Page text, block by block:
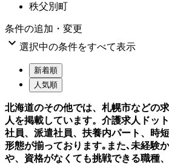
秩父別町
条件の追加・変更
 選択中の条件をすべて表示
新着順
人気順
北海道のその他では、札幌市などの
人を掲載しています。介護求人ドッ
社員、派遣社員、扶養内パート、時
形態が揃っております｡また､未経験
や、資格がなくても挑戦できる職種